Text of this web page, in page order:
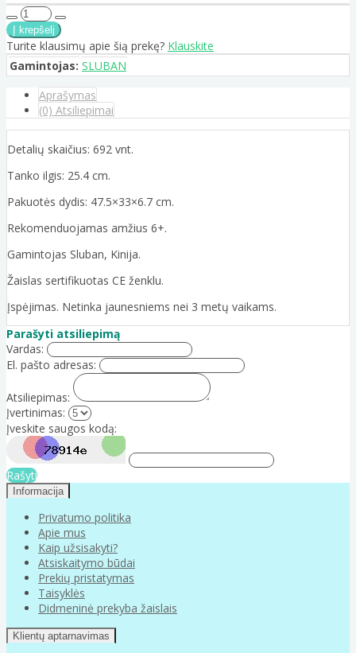
Turite klausimų apie šią prekę? Klauskite
Gamintojas: SLUBAN
Aprašymas
(0) Atsiliepimai
Detalių skaičius: 692 vnt.
Tanko ilgis: 25.4 cm.
Pakuotės dydis: 47.5×33×6.7 cm.
Rekomenduojamas amžius 6+.
Gamintojas Sluban, Kinija.
Žaislas sertifikuotas CE ženklu.
Įspėjimas. Netinka jaunesniems nei 3 metų vaikams.
Parašyti atsiliepimą
Vardas:
El. pašto adresas:
Atsiliepimas:
Įvertinimas:
Įveskite saugos kodą:
Rašyti
Informacija
Privatumo politika
Apie mus
Kaip užsisakyti?
Atsiskaitymo būdai
Prekių pristatymas
Taisyklės
Didmeninė prekyba žaislais
Klientų aptarnavimas